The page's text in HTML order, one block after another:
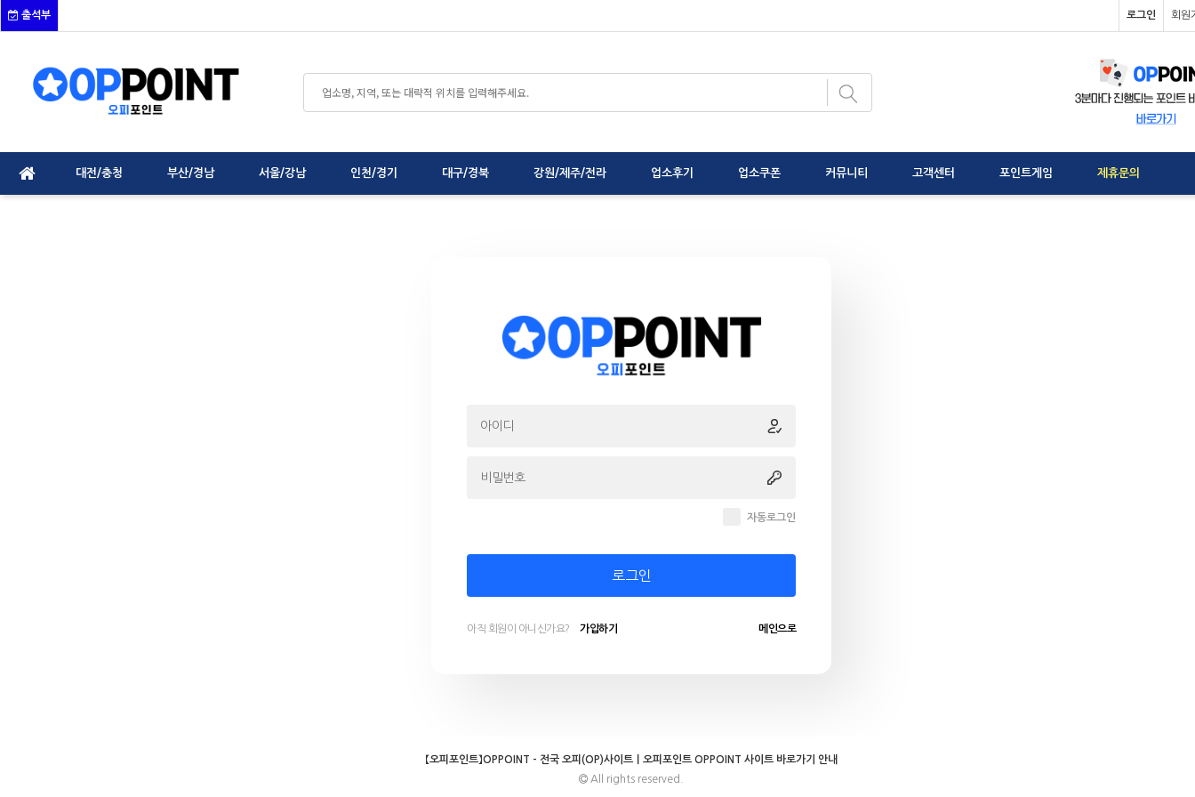
출석부 로그인 회원
대전/충청 부산/경남 서울/강남 인천/경기 대구/경북 강원/제주/전라 업소후기 업소쿠폰 커뮤니티 고객센터 포인트게임 제휴문의
자동로그인
로그인
아직 회원이 아니신가요? 가입하기 메인으로
【오피포인트】OPPOINT - 전국 오피(OP)사이트｜오피포인트 OPPOINT 사이트 바로가기 안내
All rights reserved.